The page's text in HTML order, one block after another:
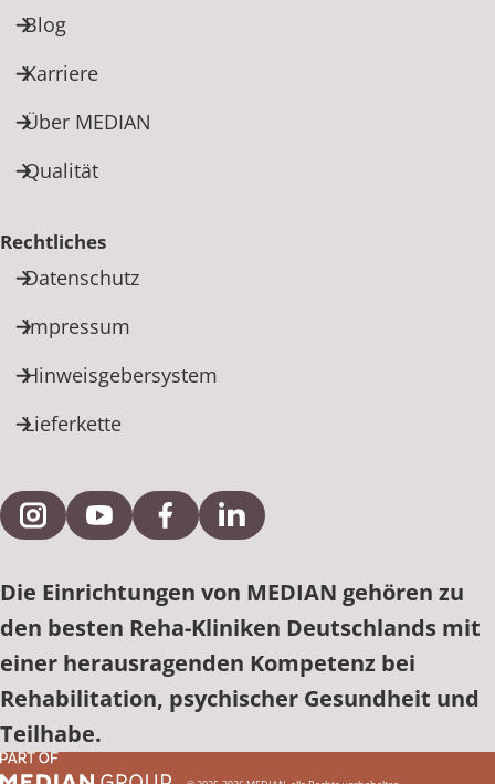
Blog
Karriere
Über MEDIAN
Qualität
Rechtliches
Datenschutz
Impressum
Hinweisgebersystem
Lieferkette
Externe Verlinkung zu Instagram
Externe Verlinkung zu YouTube
Externe Verlinkung zu Facebook
Externe Verlinkung zu
Die Einrichtungen von MEDIAN gehören zu
den besten Reha-Kliniken Deutschlands mit
einer herausragenden Kompetenz bei
Rehabilitation, psychischer Gesundheit und
Teilhabe.